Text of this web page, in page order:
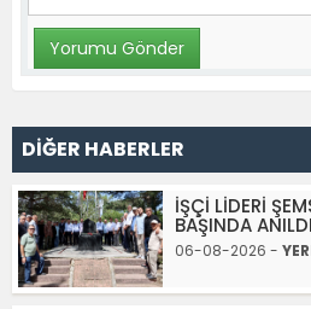
DİĞER HABERLER
İŞÇİ LİDERİ
BAŞINDA ANILDI
06-08-2026 -